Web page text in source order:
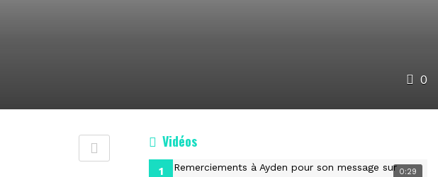
0
Vidéos
0:29